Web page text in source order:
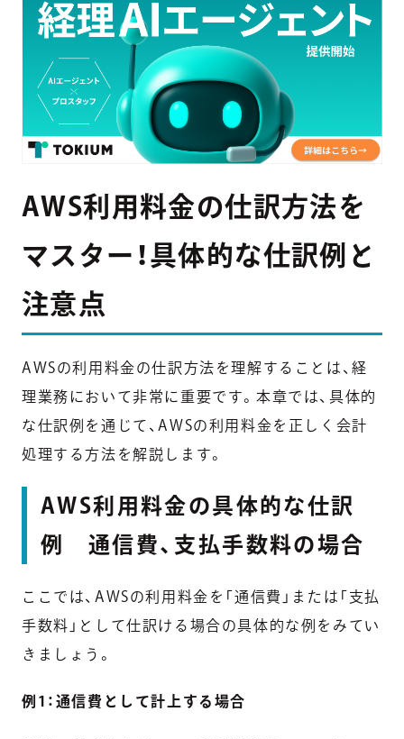
AWS利用料金の仕訳方法を
マスター！具体的な仕訳例と
注意点
AWSの利用料金の仕訳方法を理解することは、経
理業務において非常に重要です。本章では、具体的
な仕訳例を通じて、AWSの利用料金を正しく会計
処理する方法を解説します。
AWS利用料金の具体的な仕訳
例 通信費、支払手数料の場合
ここでは、AWSの利用料金を「通信費」または「支払
手数料」として仕訳ける場合の具体的な例をみてい
きましょう。
例1：通信費として計上する場合